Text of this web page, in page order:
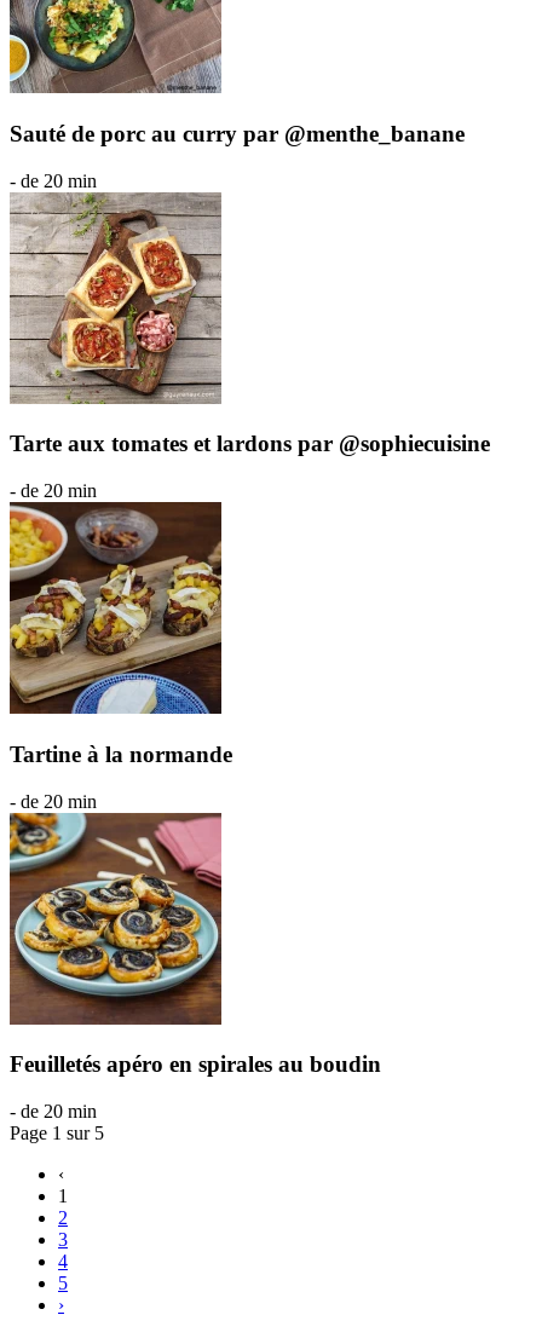
Sauté de porc au curry par @menthe_banane
- de 20 min
Tarte aux tomates et lardons par @sophiecuisine
- de 20 min
Tartine à la normande
- de 20 min
Feuilletés apéro en spirales au boudin
- de 20 min
Page 1 sur 5
‹
1
2
3
4
5
›